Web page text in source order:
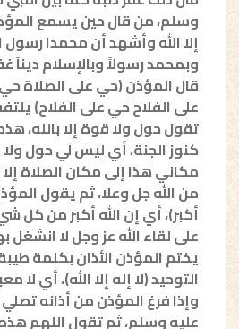
وسلم، من قال حين يسمع
إلا الله وأشهد أن محمدا رسول
وبمحمد رسولاً وبالإسلام ديناً
قال المؤذن (حي على الصلاة
على الفلاح حي على الفلاح)
تقول حول ولا قوة إلا بالله،
كنوز الجنة، أي ليس لي حول
مكاني هذا إلى مكان الصلاة
من الله جل وعلا، ثم يقول
أكبر)، أي إن الله أكبر من كل
على لقاء الله عز وجل لا انشغل
يختم المؤذن الأذان بكلمة
التوحيد (لا إله إلا الله)، أي لا
وإذا فرغ المؤذن من أذانه
عليه وسلم، ثم تقول اللهم